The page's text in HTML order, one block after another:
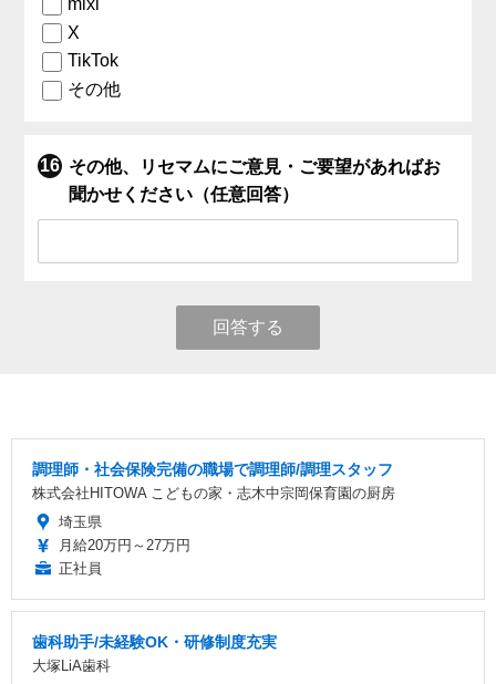
X
TikTok
その他
その他、リセマムにご意見・ご要望があればお
聞かせください（任意回答）
回答する
調理師・社会保険完備の職場で調理師/調理スタッフ
株式会社HITOWA こどもの家・志木中宗岡保育園の厨房
埼玉県
月給20万円～27万円
正社員
歯科助手/未経験OK・研修制度充実
大塚LiA歯科